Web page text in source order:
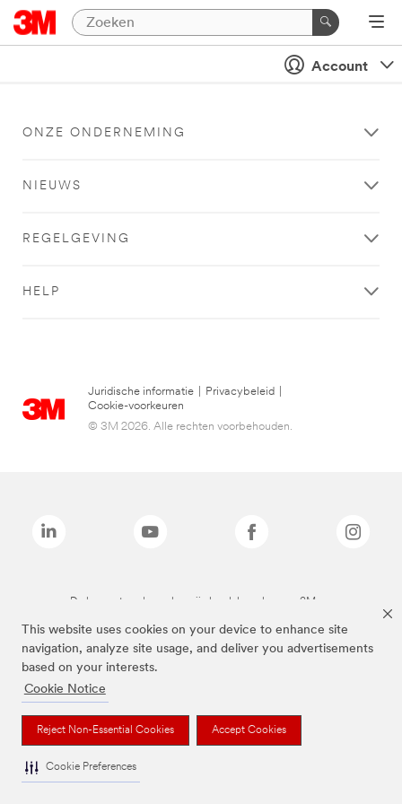
This website uses cookies on your device to enhance site
navigation, analyze site usage, and deliver you advertisements
based on your interests.
Cookie Notice
Reject Non-Essential Cookies Accept Cookies
Cookie Preferences
Account
ONZE ONDERNEMING
NIEUWS
REGELGEVING
HELP
Juridische informatie Privacybeleid
Cookie-voorkeuren
© 3M 2026. Alle rechten voorbehouden.
De bovenstaande merken zijn handelsmerken van 3M.we